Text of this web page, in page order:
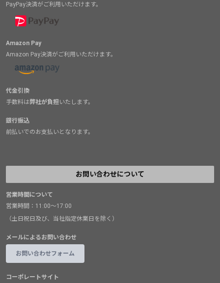
PayPay決済がご利用いただけます。
Amazon Pay
Amazon Pay決済がご利用いただけます。
代金引換
手数料は弊社が負担いたします。
銀行振込
前払いでのお支払いとなります。
お問い合わせについて
営業時間について
営業時間：11:00～17:00
（土日祝日及び、当社指定休業日を除く）
メールによるお問い合わせ
お問い合わせフォーム
コーポレートサイト